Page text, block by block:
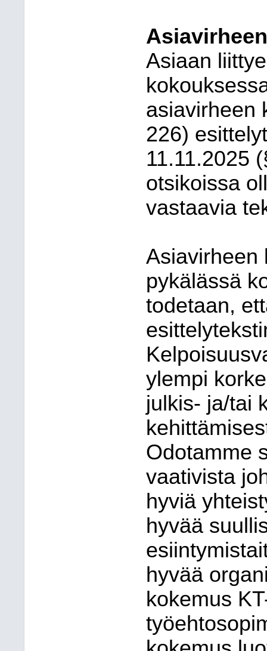
Asiaan
asiavirheen
226)
11.11.2025
otsikoissa
vastaavia
Asiavirheen
pykälässä
todetaan,
ylempi
julkis- ja/tai
Odotamme
vaativista
hyviä
hyvää
hyvää
kokemus